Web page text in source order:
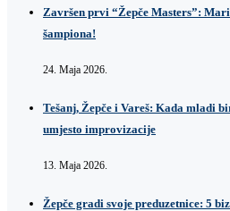
Završen prvi “Žepče Masters”:
šampiona!
24. Maja 2026.
Tešanj, Žepče i Vareš: Kada mladi
umjesto improvizacije
13. Maja 2026.
Žepče gradi svoje preduzetnice: 5